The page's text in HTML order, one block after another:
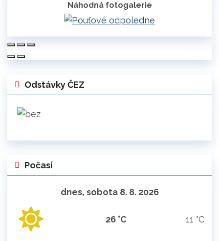
Náhodná fotogalerie
Odstávky ČEZ
Počasí
dnes, sobota 8. 8. 2026
26 °C 11 °C